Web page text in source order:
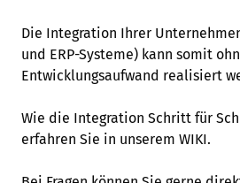
Die Integration Ihrer
und ERP-Systeme) kann somit
Entwicklungsaufwand realisiert
Wie die Integration Schritt für
erfahren Sie in unserem WIKI.